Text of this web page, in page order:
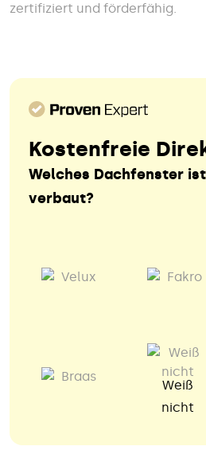
zertifiziert und förderfähig.
Kostenfreie
Welches Dachfenster
verbaut?
Weiß
nicht